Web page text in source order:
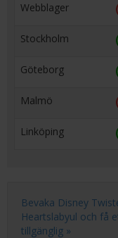
Webblager
Stockholm
Göteborg
Malmö
Linköping
Bevaka Disney
Heartslabyul och få
tillgänglig »